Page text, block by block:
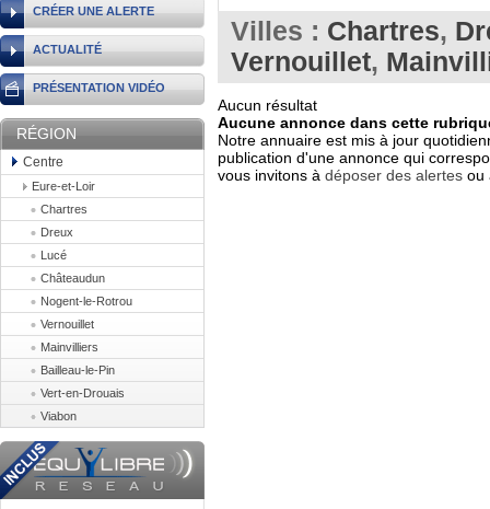
CRÉER UNE ALERTE
ACTUALITÉ
PRÉSENTATION VIDÉO
RÉGION
Centre
Eure-et-Loir
Chartres
Dreux
Lucé
Châteaudun
Nogent-le-Rotrou
Vernouillet
Mainvilliers
Bailleau-le-Pin
Vert-en-Drouais
Viabon
Villes : Chartres,
Vernouillet,
Aucun résultat
Aucune annonce dans cette
Notre annuaire est mis à jour
publication d'une annonce qui
vous invitons à déposer des alertes ou